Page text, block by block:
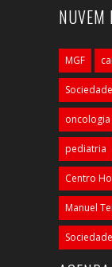
NUVEM
MGF
oncologia
pediatria
Centro
Manuel